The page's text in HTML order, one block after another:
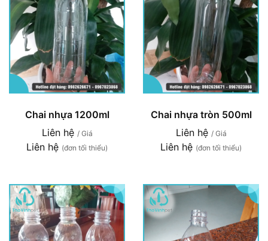
Chai nhựa 1200ml
Liên hệ / Giá
Liên hệ (đơn tối thiểu)
Chai nhựa tròn 500ml
Liên hệ / Giá
Liên hệ (đơn tối thiểu)